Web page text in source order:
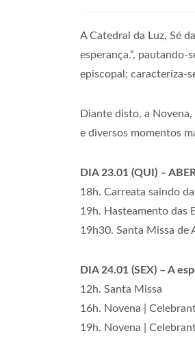
A Catedral da Luz, Sé
esperança.”,
episcopal; caracteriza-
Diante disto, a
e diversos momentos
DIA 23.01 (QUI) –
18h. Carreata saindo
19h. Hasteamento das
19h30. Santa Missa de
DIA 24.01 (SEX) – A
12h. Santa Missa
16h. Novena |
19h. Novena |